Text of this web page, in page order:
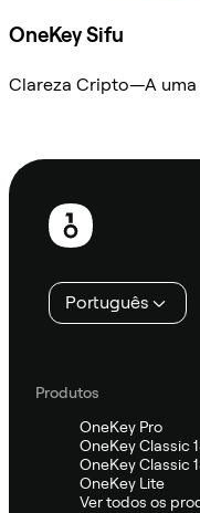
OneKey Sifu
Clareza Cripto—A
Rodapé
Português
Produtos
OneKey Pro
OneKey Classic
OneKey Classic
OneKey Lite
Ver todos os